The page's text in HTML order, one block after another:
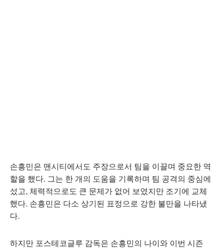
손흥민은 맨시티에서도 주장으로서 팀을 이끌며 중요한 역
할을 했다. 그는 한 개의 도움을 기록하며 팀 공격의 중심에
섰고, 체력적으로도 큰 문제가 없어 보였지만 조기에 교체
했다. 손흥민은 다소 상기된 표정으로 강한 불만을 나타냈
다.
하지만 포스테코글루 감독은 손흥민의 나이와 이번 시즌